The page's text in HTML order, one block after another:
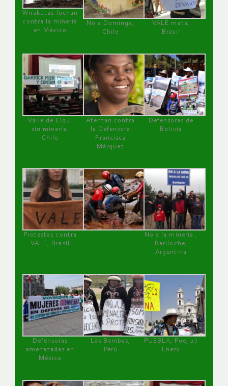
Wirakutas luchan
contra la minería
en México
No a Dominga,
Chile
VALE mata,
Brasil
Valle de Elqui
sin minería.
Chile
Atentan contra
la Defensora
Francisca
Márquez
Defensoras de
Bolivia
Protestas contra
VALE, Brasil
No a la minería ,
Bariloche,
Argentina
Defensoras
amenazadas en
México
Las Bambas,
Perú
PUEBLA, Pue, 27
Enero